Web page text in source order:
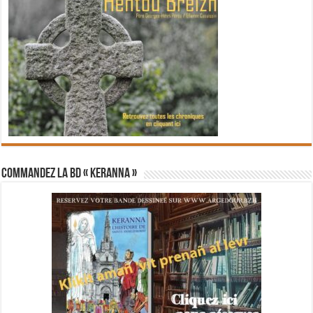
Commandez la BD « Keranna »